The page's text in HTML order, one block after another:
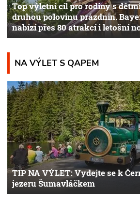
Top výletní cíl pro rodiny s
druhou polovinu prázdnin.
nabízí přes 80 atrakcí i letošní
NA VÝLET S QAPEM
TIP NA VÝLET: Vydejte se k
jezeru Šumavláčkem